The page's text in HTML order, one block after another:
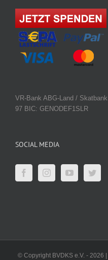
VR-Bank ABG-Land /
97 BIC: GENODEF1SLR
SOCIAL MEDIA
© Copyright BVDKS e.V. - 2026 |